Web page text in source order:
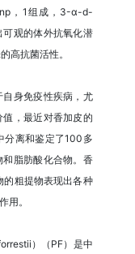
，1组成，3-α-d-
观的体外抗氧化潜
高抗菌活性。
身免疫性疾病，尤
，最近对香加皮的
分离和鉴定了100多
脂肪酸化合物。香
粗提物表现出各种
用。
）（PF）是中